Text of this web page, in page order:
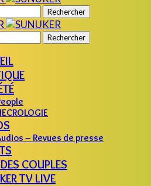
– Revues de presse
COUPLES
TV LIVE